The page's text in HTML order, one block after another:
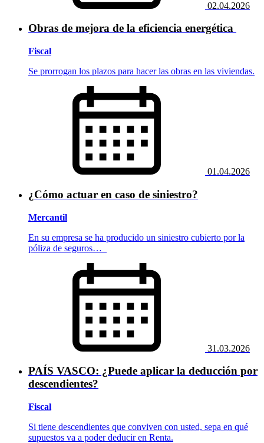
02.04.2026
Obras de mejora de la eficiencia energética
Fiscal
​​​​​​​Se prorrogan los plazos para hacer las obras en las viviendas.
01.04.2026
¿Cómo actuar en caso de siniestro?
Mercantil
En su empresa se ha producido un siniestro cubierto por la
póliza de seguros…
31.03.2026
PAÍS VASCO: ¿Puede aplicar la deducción por
descendientes?
Fiscal
Si tiene descendientes que conviven con usted, sepa en qué
supuestos va a poder deducir en Renta.